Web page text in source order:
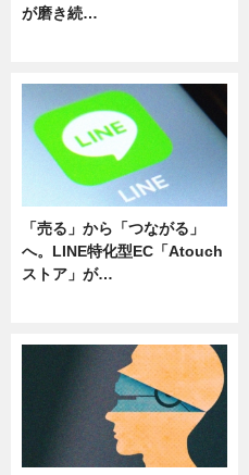
が磨き続…
「売る」から「つながる」
へ。LINE特化型EC「Atouch
ストア」が…